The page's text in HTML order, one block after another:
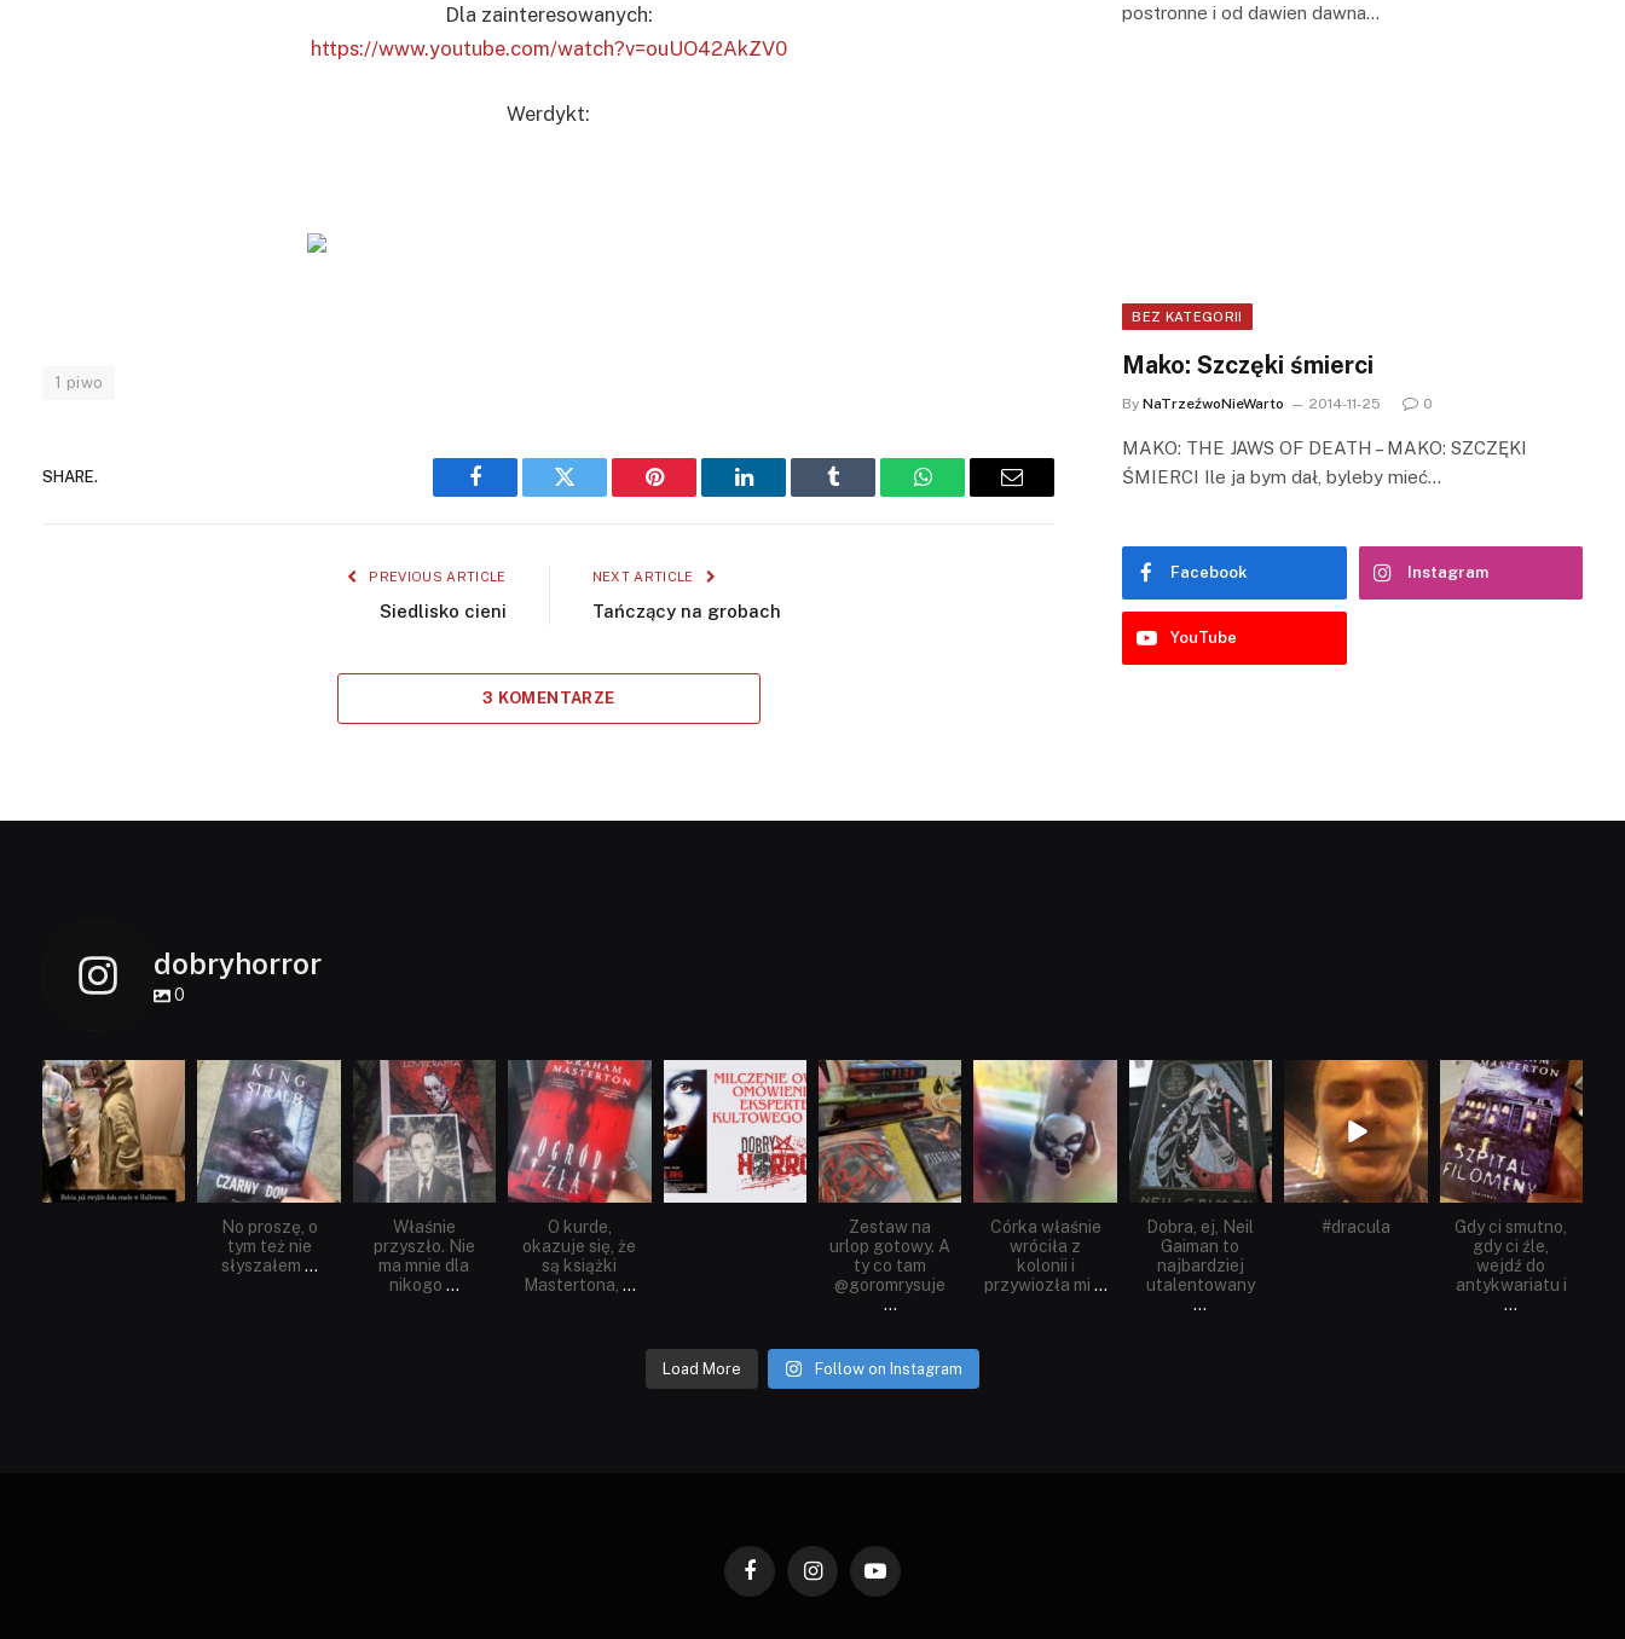
Dla zainteresowanych:
https://www.youtube.com/watch?v=ouUO42AkZV0
Werdykt:
1 piwo
SHARE.
Facebook Twitter Pinterest LinkedIn Tumblr WhatsAppEmail
PREVIOUS ARTICLE
Siedlisko cieni
NEXT ARTICLE
Tańczący na grobach
3 KOMENTARZE
postronne i od dawien dawna…
BEZ KATEGORII
Mako: Szczęki śmierci
By NaTrzeźwoNieWarto 2014-11-25 0
MAKO: THE JAWS OF DEATH – MAKO: SZCZĘKI
ŚMIERCI Ile ja bym dał, byleby mieć…
Facebook Instagram
YouTube
dobryhorror
0
dobryhorror
Lis 1
dobryhorror
Wrz 23
No proszę, o
tym też nie
słyszałem ...
dobryhorror
Wrz 19
Właśnie
przyszło. Nie
ma mnie dla
nikogo ...
dobryhorror
Sie 23
O kurde,
okazuje się, że
są książki
Mastertona, ...
dobryhorror
Sie 19
dobryhorror
Lip 31
Zestaw na
urlop gotowy. A
ty co tam
@goromrysuje
...
dobryhorror
Lip 14
Córka właśnie
wróciła z
kolonii i
przywiozła mi ...
dobryhorror
Cze 16
Dobra, ej, Neil
Gaiman to
najbardziej
utalentowany
...
dobryhorror
Maj 25
#dracula
dobryhorror
Maj 22
Gdy ci smutno,
gdy ci źle,
wejdź do
antykwariatu i
...
Load More Follow on Instagram
FacebookInstagramYouTube